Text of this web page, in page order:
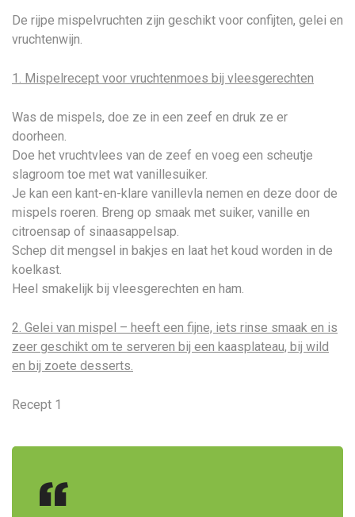
De rijpe mispelvruchten zijn geschikt voor confijten, gelei en
vruchtenwijn.
1. Mispelrecept voor vruchtenmoes bij vleesgerechten
Was de mispels, doe ze in een zeef en druk ze er
doorheen.
Doe het vruchtvlees van de zeef en voeg een scheutje
slagroom toe met wat vanillesuiker.
Je kan een kant-en-klare vanillevla nemen en deze door de
mispels roeren. Breng op smaak met suiker, vanille en
citroensap of sinaasappelsap.
Schep dit mengsel in bakjes en laat het koud worden in de
koelkast.
Heel smakelijk bij vleesgerechten en ham.
2. Gelei van mispel – heeft een fijne, iets rinse smaak en is
zeer geschikt om te serveren bij een kaasplateau, bij wild
en bij zoete desserts.
Recept 1